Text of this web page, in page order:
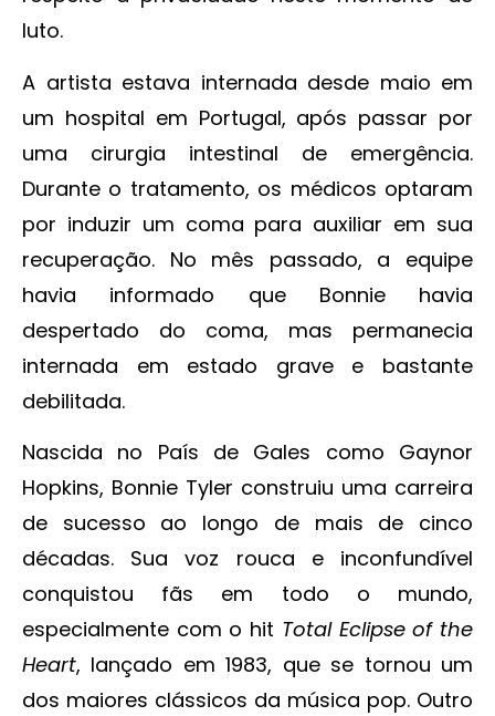
luto.
A artista estava internada desde maio em
um hospital em Portugal, após passar por
uma cirurgia intestinal de emergência.
Durante o tratamento, os médicos optaram
por induzir um coma para auxiliar em sua
recuperação. No mês passado, a equipe
havia informado que Bonnie havia
despertado do coma, mas permanecia
internada em estado grave e bastante
debilitada.
Nascida no País de Gales como Gaynor
Hopkins, Bonnie Tyler construiu uma carreira
de sucesso ao longo de mais de cinco
décadas. Sua voz rouca e inconfundível
conquistou fãs em todo o mundo,
especialmente com o hit Total Eclipse of the
Heart, lançado em 1983, que se tornou um
dos maiores clássicos da música pop. Outro